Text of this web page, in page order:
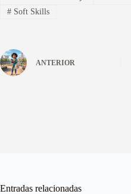
#Soft Skills
ANTERIOR
Entradas relacionadas